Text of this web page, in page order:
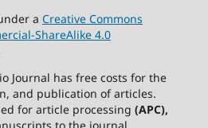
a Creative Commons
ShareAlike4.0
Journal has free costs for the
and publication of articles.
for article processing (APC),